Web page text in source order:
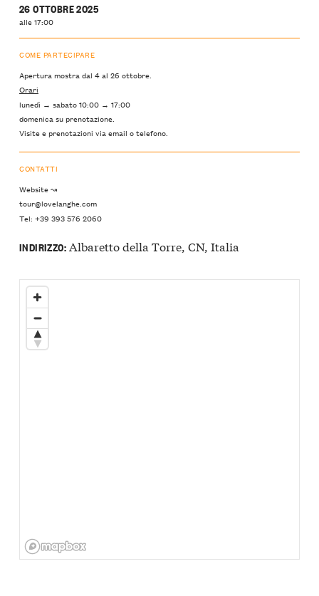
26 OTTOBRE 2025
alle 17:00
COME PARTECIPARE
Apertura mostra dal 4 al 26 ottobre.
Orari
lunedì → sabato 10:00 → 17:00
domenica su prenotazione.
Visite e prenotazioni via email o telefono.
CONTATTI
Website ↝
tour@lovelanghe.com
Tel: +39 393 576 2060
INDIRIZZO:Albaretto della Torre, CN, Italia